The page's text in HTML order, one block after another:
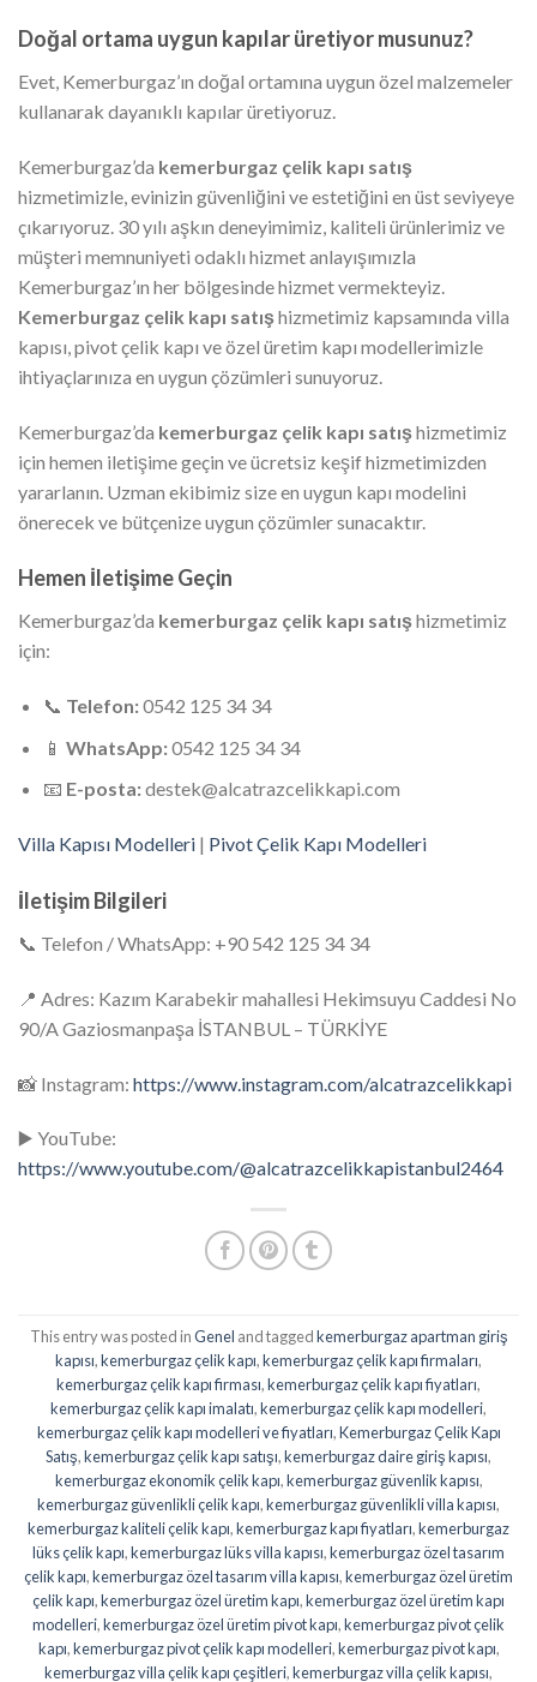
Doğal ortama uygun kapılar üretiyor musunuz?
Evet, Kemerburgaz’ın doğal ortamına uygun özel malzemeler
kullanarak dayanıklı kapılar üretiyoruz.
Kemerburgaz’da kemerburgaz çelik kapı satış
hizmetimizle, evinizin güvenliğini ve estetiğini en üst seviyeye
çıkarıyoruz. 30 yılı aşkın deneyimimiz, kaliteli ürünlerimiz ve
müşteri memnuniyeti odaklı hizmet anlayışımızla
Kemerburgaz’ın her bölgesinde hizmet vermekteyiz.
Kemerburgaz çelik kapı satışhizmetimiz kapsamında villa
kapısı, pivot çelik kapı ve özel üretim kapı modellerimizle
ihtiyaçlarınıza en uygun çözümleri sunuyoruz.
Kemerburgaz’da kemerburgaz çelik kapı satışhizmetimiz
için hemen iletişime geçin ve ücretsiz keşif hizmetimizden
yararlanın. Uzman ekibimiz size en uygun kapı modelini
önerecek ve bütçenize uygun çözümler sunacaktır.
Hemen İletişime Geçin
Kemerburgaz’da kemerburgaz çelik kapı satışhizmetimiz
için:
📞 Telefon:0542 125 34 34
📱 WhatsApp:0542 125 34 34
📧 E-posta:destek@alcatrazcelikkapi.com
Villa Kapısı Modelleri | Pivot Çelik Kapı Modelleri
İletişim Bilgileri
📞 Telefon / WhatsApp: +90 542 125 34 34
📍 Adres: Kazım Karabekir mahallesi Hekimsuyu Caddesi No
90/A Gaziosmanpaşa İSTANBUL – TÜRKİYE
📸 Instagram: https://www.instagram.com/alcatrazcelikkapi
▶️ YouTube:
https://www.youtube.com/@alcatrazcelikkapistanbul2464
This entry was posted inGenel and taggedkemerburgaz apartman giriş
kapısı,kemerburgaz çelik kapı,kemerburgaz çelik kapı firmaları,
kemerburgaz çelik kapı firması,kemerburgaz çelik kapı fiyatları,
kemerburgaz çelik kapı imalatı,kemerburgaz çelik kapı modelleri,
kemerburgaz çelik kapı modelleri ve fiyatları,Kemerburgaz Çelik Kapı
Satış,kemerburgaz çelik kapı satışı,kemerburgaz daire giriş kapısı,
kemerburgaz ekonomik çelik kapı,kemerburgaz güvenlik kapısı,
kemerburgaz güvenlikli çelik kapı,kemerburgaz güvenlikli villa kapısı,
kemerburgaz kaliteli çelik kapı,kemerburgaz kapı fiyatları,kemerburgaz
lüks çelik kapı,kemerburgaz lüks villa kapısı,kemerburgaz özel tasarım
çelik kapı,kemerburgaz özel tasarım villa kapısı,kemerburgaz özel üretim
çelik kapı,kemerburgaz özel üretim kapı,kemerburgaz özel üretim kapı
modelleri,kemerburgaz özel üretim pivot kapı,kemerburgaz pivot çelik
kapı,kemerburgaz pivot çelik kapı modelleri,kemerburgaz pivot kapı,
kemerburgaz villa çelik kapı çeşitleri,kemerburgaz villa çelik kapısı,